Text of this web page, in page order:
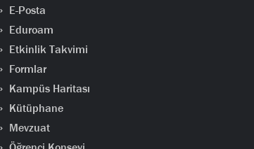
E-Posta
Eduroam
Etkinlik Takvimi
Formlar
Kampüs Haritası
Kütüphane
Mevzuat